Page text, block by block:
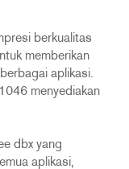
berkualitas
memberikan
aplikasi.
menyediakan
dbx yang
aplikasi,